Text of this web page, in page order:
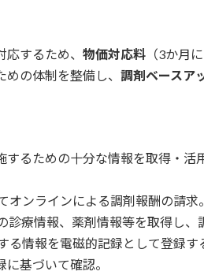
するため、 物価対応料 （3か月
の体制を整備し、 調剤ベースア
るための十分な情報を取得・活
オンラインによる調剤報酬の請求。
療情報、薬剤情報等を取得し、
る情報を電磁的記録として登録
基づいて確認。